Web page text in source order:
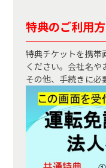
特典のご利用
特典チケットを携帯
ください。会社名や
その他、手続きに必